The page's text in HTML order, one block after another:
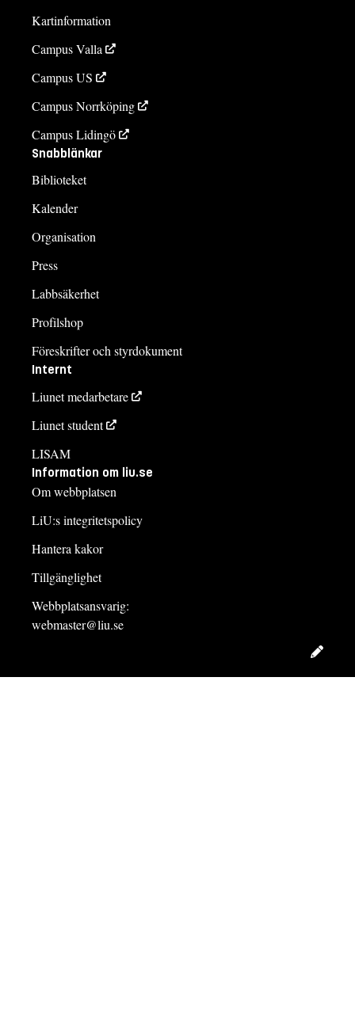
Kartinformation
Campus Valla
Campus US
Campus Norrköping
Campus Lidingö
Snabblänkar
Biblioteket
Kalender
Organisation
Press
Labbsäkerhet
Profilshop
Föreskrifter och styrdokument
Internt
Liunet medarbetare
Liunet student
LISAM
Information om liu.se
Om webbplatsen
LiU:s integritetspolicy
Hantera kakor
Tillgänglighet
Webbplatsansvarig:
webmaster@liu.se